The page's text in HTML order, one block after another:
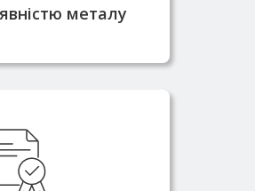
металу
відвантаження
постачається
та має